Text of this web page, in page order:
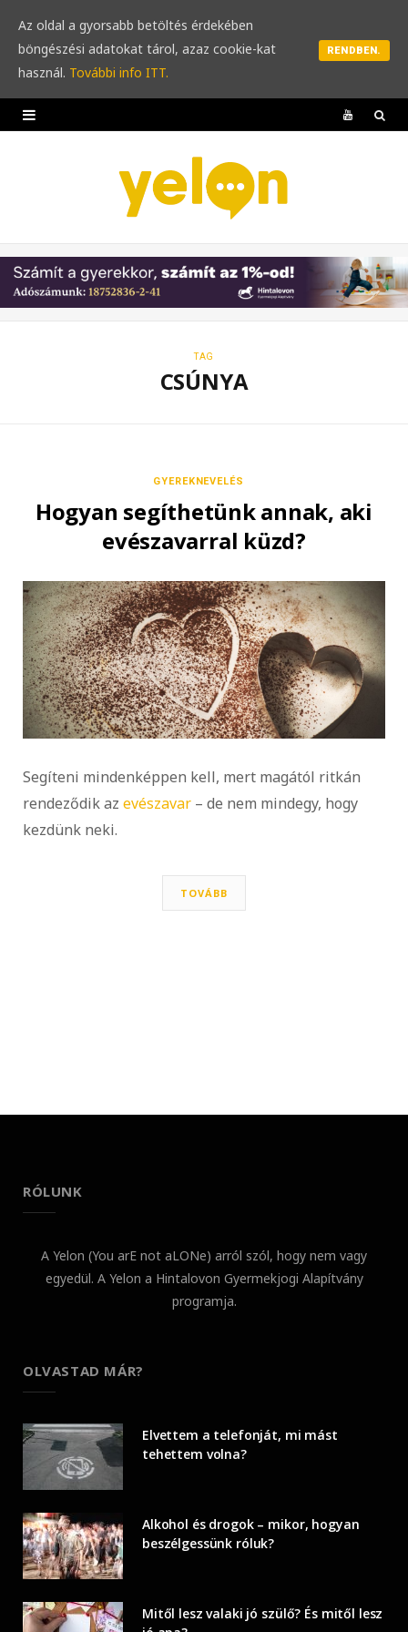
Y
u
b
e
TAG
CSÚNYA
GYEREKNEVELÉS
Hogyan segíthetünk annak, aki
evészavarral küzd?
Segíteni mindenképpen kell, mert magától ritkán
rendeződik az evészavar – de nem mindegy, hogy
kezdünk neki.
TOVÁBB
RÓLUNK
A Yelon (You arE not aLONe) arról szól, hogy nem vagy
egyedül. A Yelon a Hintalovon Gyermekjogi Alapítvány
programja.
OLVASTAD MÁR?
Elvettem a telefonját, mi mást
tehettem volna?
Alkohol és drogok – mikor, hogyan
beszélgessünk róluk?
Mitől lesz valaki jó szülő? És mitől lesz
Az oldal a gyorsabb betöltés érdekében
böngészési adatokat tárol, azaz cookie-kat
használ. További info ITT.
RENDBEN.